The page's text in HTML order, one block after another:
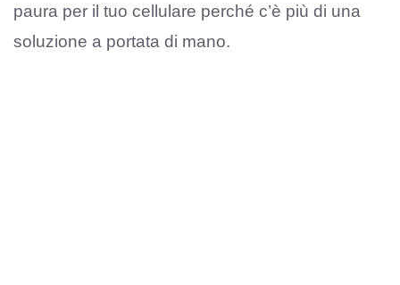
paura per il tuo cellulare perché c’è più di una
soluzione a portata di mano.